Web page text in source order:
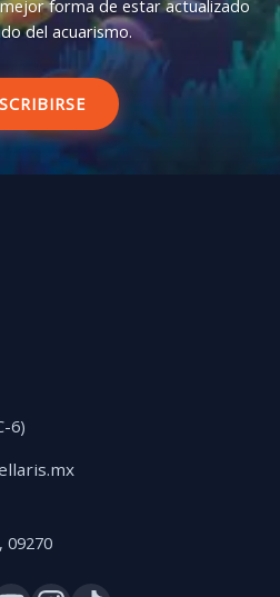
forma de estar actualizado
del acuarismo.
6)
09270